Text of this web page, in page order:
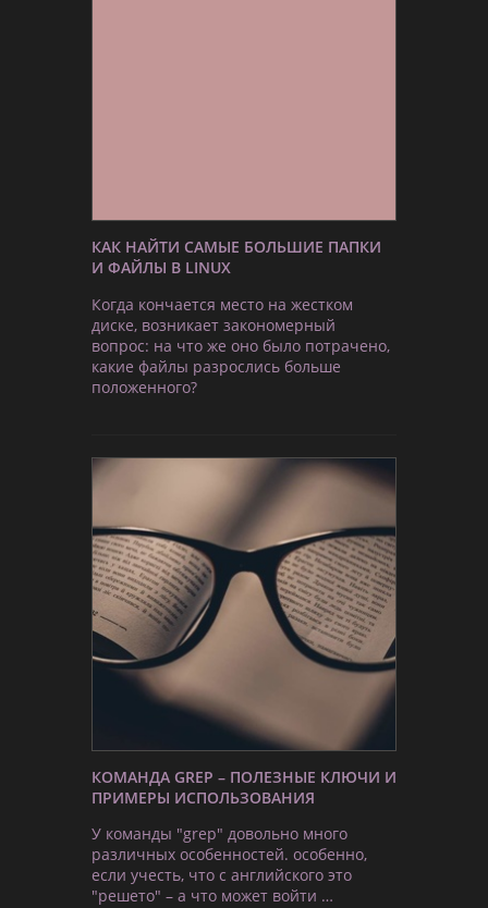
КАК НАЙТИ САМЫЕ БОЛЬШИЕ ПАПКИ
И ФАЙЛЫ В LINUX
Когда кончается место на жестком
диске, возникает закономерный
вопрос: на что же оно было потрачено,
какие файлы разрослись больше
положенного?
КОМАНДА GREP – ПОЛЕЗНЫЕ КЛЮЧИ И
ПРИМЕРЫ ИСПОЛЬЗОВАНИЯ
У команды "grep" довольно много
различных особенностей. особенно,
если учесть, что с английского это
"решето" – а что может войти …